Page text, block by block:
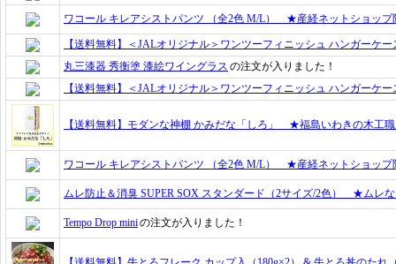
ワコール キレアシストパンツ （全2色 M/L） ★産経ネットショッ
【送料無料】＜JALオリジナル＞ワンツーフィニッシュ ハンガー
丸三漆器 秀衡塗 漆絵ワイングラス の注文が入りました！
【送料無料】＜JALオリジナル＞ワンツーフィニッシュ ハンガー
【送料無料】モダンな神棚 かみだな「しろ」 ★福島いわきの木工
ワコール キレアシストパンツ （全2色 M/L） ★産経ネットショッ
ムレ防止＆消臭 SUPER SOX スタンダード（2サイズ/2色） ★ムレ
Tempo Drop miniの注文が入りました！